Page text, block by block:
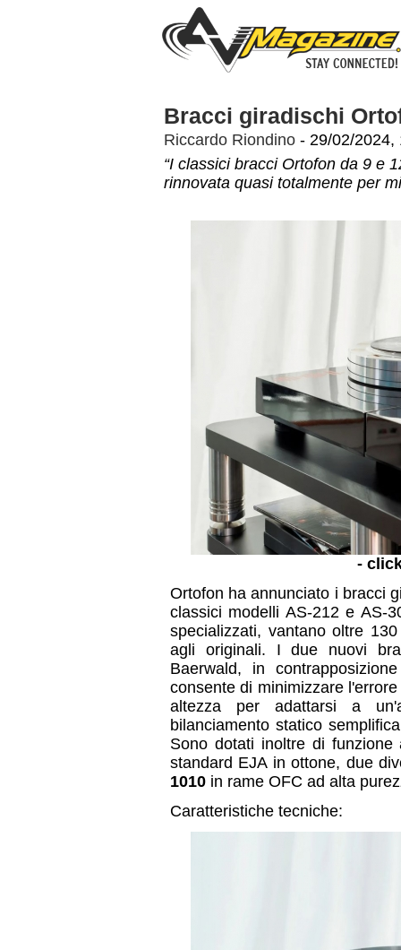
Bracci giradischi
Riccardo Riondino - 29/02/2024,
“I classici bracci Ortofon da 9 e
rinnovata quasi totalmente per
-
Ortofon ha annunciato i bracci
classici modelli AS-212 e AS-
specializzati, vantano oltre
agli originali. I due nuovi
Baerwald, in
consente di minimizzare
altezza per adattarsi a
bilanciamento statico
Sono dotati inoltre di funzione
standard EJA in ottone, due
1010 in rame OFC ad alta
Caratteristiche tecniche: